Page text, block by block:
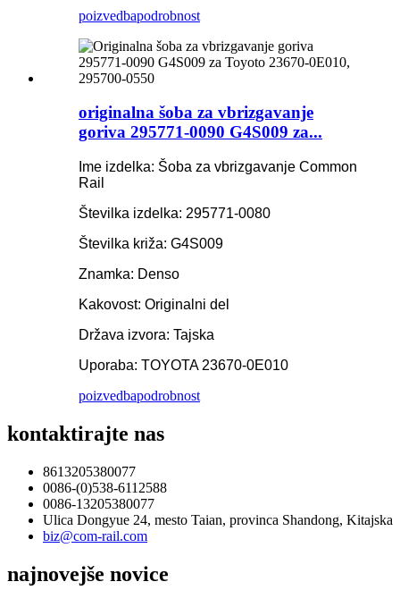
poizvedbapodrobnost
originalna šoba za vbrizgavanje
goriva 295771-0090 G4S009 za...
Ime izdelka: Šoba za vbrizgavanje Common
Rail
Številka izdelka: 295771-0080
Številka križa: G4S009
Znamka: Denso
Kakovost: Originalni del
Država izvora: Tajska
Uporaba: TOYOTA 23670-0E010
poizvedbapodrobnost
kontaktirajte nas
8613205380077
0086-(0)538-6112588
0086-13205380077
Ulica Dongyue 24, mesto Taian, provinca Shandong, Kitajska
biz@com-rail.com
najnovejše novice